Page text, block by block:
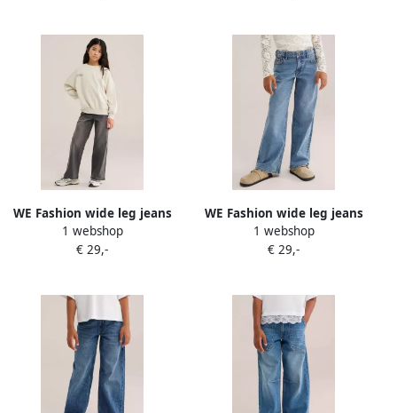
WE Fashion wide leg jeans
grijs
1 webshop
€ 29,-
WE Fashion wide leg jeans
middelblauw
1 webshop
€ 29,-